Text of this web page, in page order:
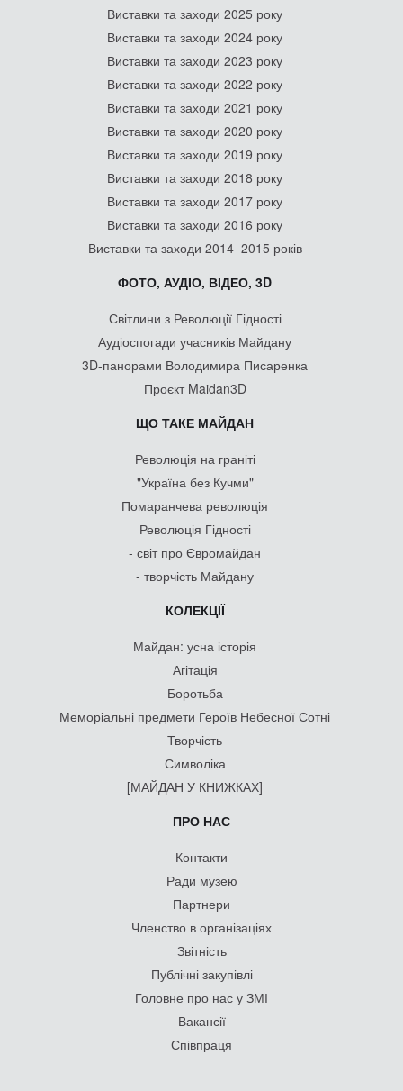
Виставки та заходи 2025 року
Виставки та заходи 2024 року
Виставки та заходи 2023 року
Виставки та заходи 2022 року
Виставки та заходи 2021 року
Виставки та заходи 2020 року
Виставки та заходи 2019 року
Виставки та заходи 2018 року
Виставки та заходи 2017 року
Виставки та заходи 2016 року
Виставки та заходи 2014–2015 років
ФОТО, АУДІО, ВІДЕО, 3D
Світлини з Революції Гідності
Аудіоспогади учасників Майдану
3D-панорами Володимира Писаренка
Проєкт Maidan3D
ЩО ТАКЕ МАЙДАН
Революція на граніті
"Україна без Кучми"
Помаранчева революція
Революція Гідності
- світ про Євромайдан
- творчість Майдану
КОЛЕКЦІЇ
Майдан: усна історія
Агітація
Боротьба
Меморіальні предмети Героїв Небесної Сотні
Творчість
Символіка
[МАЙДАН У КНИЖКАХ]
ПРО НАС
Контакти
Ради музею
Партнери
Членство в організаціях
Звітність
Публічні закупівлі
Головне про нас у ЗМІ
Вакансії
Співпраця